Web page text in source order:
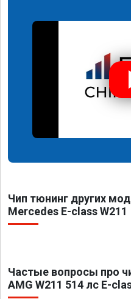
Чип тюнинг других
Mercedes E-class W211
Частые вопросы про
AMG W211 514 лс E-